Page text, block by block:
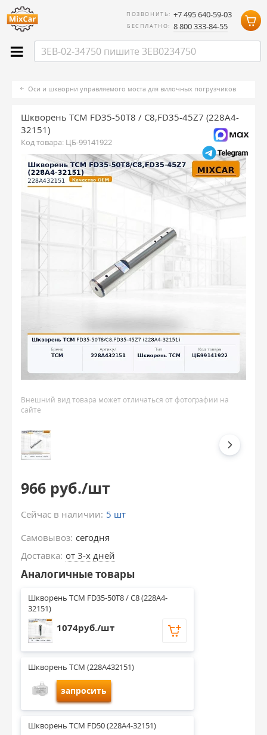
ПОЗВОНИТЬ: +7 495 640-59-03
БЕСПЛАТНО: 8 800 333-84-55
Оси и шкворни управляемого моста для вилочных погрузчиков
Шкворень TCM FD35-50T8 / C8,FD35-45Z7 (228A4-
32151)
Код товара: ЦБ-99141922
Внешний вид товара может отличаться от фотографии на
сайте
966 руб./шт
Сейчас в наличии: 5 шт
Самовывоз: сегодня
Доставка: от 3-х дней
Аналогичные товары
Шкворень TCM FD35-50T8 / C8 (228A4-
32151)
1074руб./шт
Шкворень TCM (228A432151)
запросить
Шкворень TCM FD50 (228A4-32151)